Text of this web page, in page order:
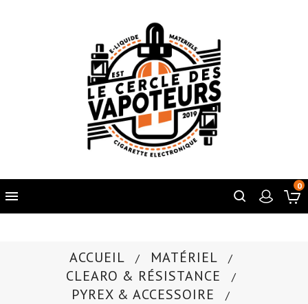

0
ACCUEIL
MATÉRIEL
CLEARO & RÉSISTANCE
PYREX & ACCESSOIRE